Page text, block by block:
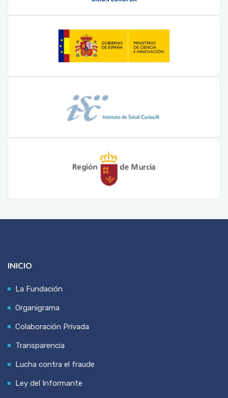
INICIO
La Fundación
Organigrama
Colaboración Privada
Transparencia
Lucha contra el fraude
Ley del Informante